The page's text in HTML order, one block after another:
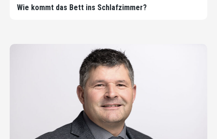
Wie kommt das Bett ins Schlafzimmer?